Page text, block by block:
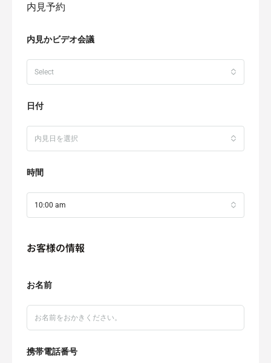
内見予約
内見かビデオ会議
Select
日付
内見日を選択
時間
10:00 am
お客様の情報
お名前
携帯電話番号